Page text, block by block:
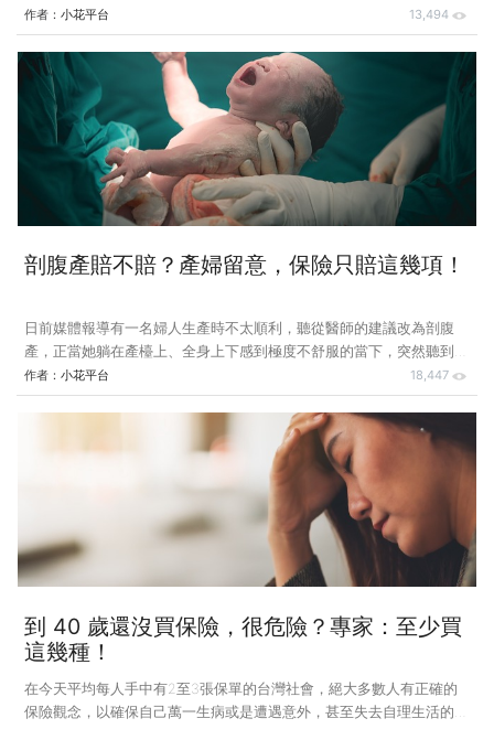
業」，小編也才知道原來業內同行竟是榜上有名、屬於爆肝高危險群！
不說你不知道，這些爆肝高危險群的行業都有一個共通點，就是通常脂
肪肝的風險特別高，過去有研究發現，脂肪肝屬於肝癌的危險重要因
子，尤其近幾年國內主、次診斷為脂肪肝的人數大幅成長近 2 成且有
日益年輕化的趨勢，國內脂肪肝人數已上看 600 萬人。 有關過勞死相
關議題，先前小花平台並以專題文章深入分析，本文將從「10 大爆肝
行業」為題切入，為讀者解析如何呵護「小心肝」？面對過勞死、傷、
病，還有哪些保
作者： 小花平台 13,494
剖腹產賠不賠？產婦留意，保險只賠這幾項！
日前媒體報導有一名婦人生產時不太順利，聽從醫師的建議改為剖腹
產，正當她躺在產檯上、全身上下感到極度不舒服的當下，突然聽到站
在一旁的丈夫一邊簽署護士拿來的手術同意書、同時一直追問：「保險
會給付嗎？」讓她頓時感到很心酸「原來我與孩子在丈夫心裡的地位竟
然比不上保險……」看完這則新聞，讓小編感觸頗深也極力呼籲：「在
孩子愈生愈少的今天，不論是自願或是非自願剖腹產，身為新時代女性
的妳，更要懂得善用保險規劃保護自己與孩子！」只是，為什麼有些人
剖腹生產可以順利申請理賠，有些人卻被拒絕？妳是否也對此感到一頭
霧水、霧煞煞？以下聽聽小花平台保險顧問為妳仔細分析、說明。
作者： 小花平台 18,447
到 40 歲還沒買保險，很危險？專家：至少買
這幾種！
在今天平均每人手中有2至3張保單的台灣社會，絕大多數人有正確的
保險觀念，以確保自己萬一生病或是遭遇意外，甚至失去自理生活的能